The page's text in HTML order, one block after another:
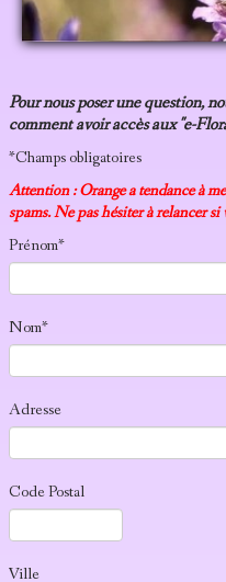
LIENS
Pour nous poser une question,
comment avoir accès aux "e-
*Champs obligatoires
Attention : Orange a tendance à
spams. Ne pas hésiter à relancer
Prénom*
Nom*
Adresse
Code Postal
Ville